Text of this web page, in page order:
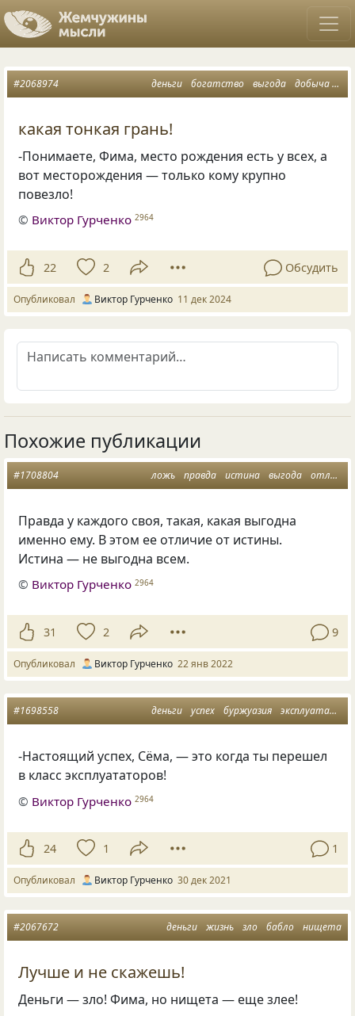
деньги богатство выгода добыча
#2068974
какая тонкая грань!
-Понимаете, Фима, место рождения есть у всех, а
вот месторождения — только кому крупно
повезло!
© Виктор Гурченко 2964
22 2 Обсудить
Опубликовал Виктор Гурченко 11 дек 2024
Похожие публикации
ложь правда истина выгода отличие
#1708804
Правда у каждого своя, такая, какая выгодна
именно ему. В этом ее отличие от истины.
Истина — не выгодна всем.
© Виктор Гурченко 2964
31 2 9
Опубликовал Виктор Гурченко 22 янв 2022
деньги успех буржуазия эксплуататоры
#1698558
-Настоящий успех, Сёма, — это когда ты перешел
в класс эксплуататоров!
© Виктор Гурченко 2964
24 1 1
Опубликовал Виктор Гурченко 30 дек 2021
деньги жизнь зло бабло нищета
#2067672
Лучше и не скажешь!
Деньги — зло! Фима, но нищета — еще злее!